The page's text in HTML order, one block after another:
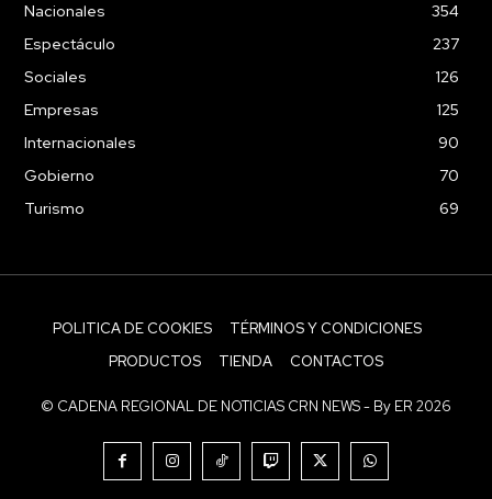
Nacionales
354
Espectáculo
237
Sociales
126
Empresas
125
Internacionales
90
Gobierno
70
Turismo
69
POLITICA DE COOKIES
TÉRMINOS Y CONDICIONES
PRODUCTOS
TIENDA CONTACTOS
© CADENA REGIONAL DE NOTICIAS CRN NEWS - By ER 2026